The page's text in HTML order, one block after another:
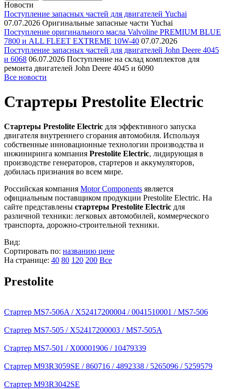
Новости
Поступление запасных частей для двигателей Yuchai
07.07.2026 Оригинальные запасные части Yuchai
Поступление оригинального масла Valvoline PREMIUM BLUE
7800 и ALL FLEET EXTREME 10W-40 07.07.2026
Поступление запасных частей для двигателей John Deere 4045
и 6068 06.07.2026 Поступление на склад комплектов для
ремонта двигателей John Deere 4045 и 6090
Все новости
Стартеры Prestolite Electric
Стартеры Prestolite Electric для эффективного запуска
двигателя внутреннего сгорания автомобиля. Используя
собственные инновационные технологии производства и
инжиниринга компания Prestolite Electric, лидирующая в
производстве генераторов, стартеров и аккумуляторов,
добилась признания во всем мире.
Российская компания Motor Components является
официальным поставщиком продукции Prestolite Electric. На
сайте представлены стартеры Prestolite Electric для
различной техники: легковых автомобилей, коммерческого
транспорта, дорожно-строительной техники.
Вид:
Сортировать по: названию цене
На странице: 40 80 120 200 Все
Prestolite
Стартер MS7-506A / X52417200004 / 0041510001 / MS7-506
Стартер MS7-505 / X52417200003 / MS7-505A
Стартер MS7-501 / X00001906 / 10479339
Стартер M93R3059SE / 860716 / 4892338 / 5265096 / 5259579
Стартер M93R3042SE